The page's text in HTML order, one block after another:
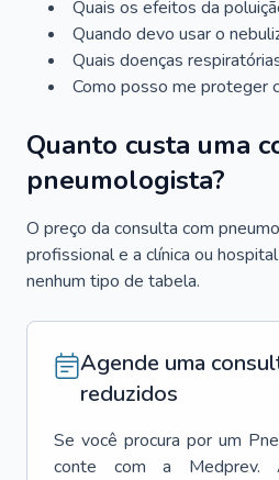
Quais os efeitos da
Quando devo usar o
Quais doenças
Como posso me proteger
Quanto custa uma
pneumologista?
O preço da consulta com
profissional e a clínica ou
nenhum tipo de tabela.
Agende uma
reduzidos
Se você procura por um
conte com a Medprev.